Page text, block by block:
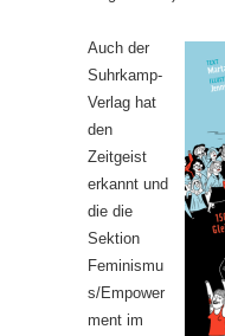
Auch der
Suhrkamp-
Verlag hat
den
Zeitgeist
erkannt und
die die
Sektion
Feminismu
s/Empower
ment im